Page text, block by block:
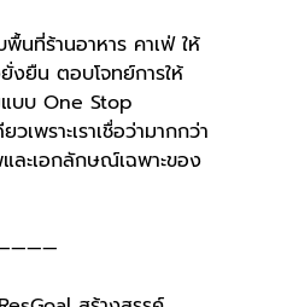
พื้นที่ร้านอาหาร คาเฟ่ ให้
งยืน ตอบโจทย์การให้
บบ One Stop
เพราะเราเชื่อว่ามากกว่า
ะเอกลักษณ์เฉพาะของ